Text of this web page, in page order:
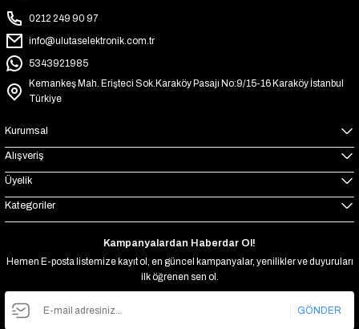
0212 249 90 97
info@ulutaselektronik.com.tr
5343921985
Kemankeş Mah. Erişteci Sok.Karaköy Pasajı No:9/15-16 Karaköy İstanbul
Türkiye
Kurumsal
Alışveriş
Üyelik
Kategoriler
Kampanyalardan Haberdar Ol!
Hemen E-posta listemize kayıt ol, en güncel kampanyalar, yenilikler ve duyuruları
ilk öğrenen sen ol.
GÖNDER